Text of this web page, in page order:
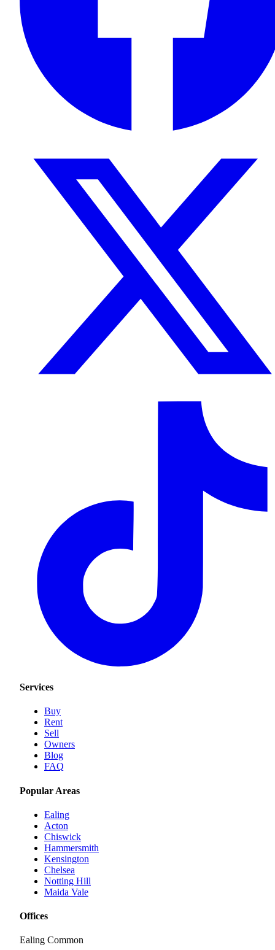
Services
Buy
Rent
Sell
Owners
Blog
FAQ
Popular Areas
Ealing
Acton
Chiswick
Hammersmith
Kensington
Chelsea
Notting Hill
Maida Vale
Offices
Ealing Common